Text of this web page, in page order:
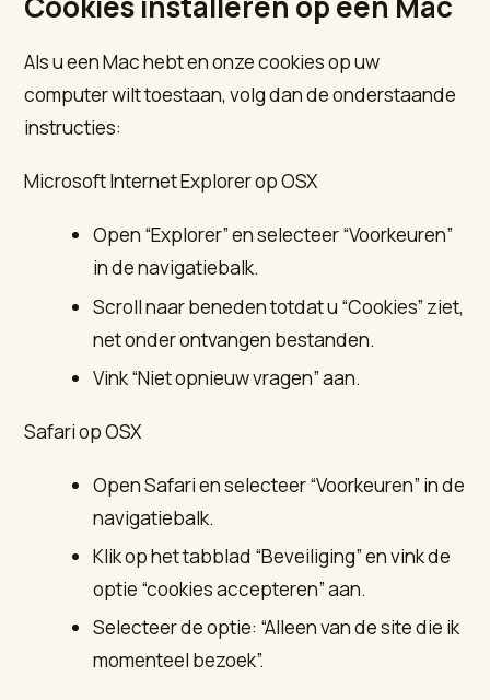
Als u een Mac hebt en onze cookies op uw
computer wilt toestaan, volg dan de onderstaande
instructies:
Microsoft Internet Explorer op OSX
Open “Explorer” en selecteer “Voorkeuren”
in de navigatiebalk.
Scroll naar beneden totdat u “Cookies” ziet,
net onder ontvangen bestanden.
Vink “Niet opnieuw vragen” aan.
Safari op OSX
Open Safari en selecteer “Voorkeuren” in de
navigatiebalk.
Klik op het tabblad “Beveiliging” en vink de
optie “cookies accepteren” aan.
Selecteer de optie: “Alleen van de site die ik
momenteel bezoek”.